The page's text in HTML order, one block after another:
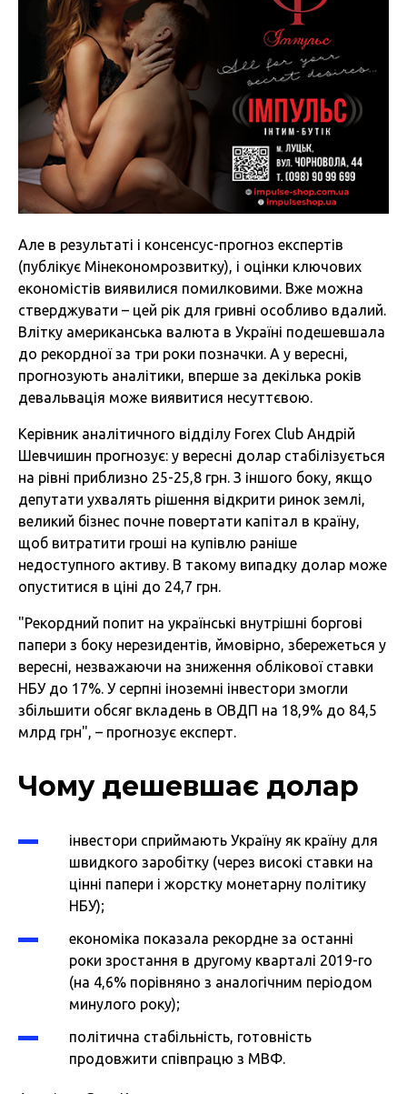
Але в результаті і консенсус-прогноз експертів
(публікує Мінекономрозвитку), і оцінки ключових
економістів виявилися помилковими. Вже можна
стверджувати – цей рік для гривні особливо вдалий.
Влітку американська валюта в Україні подешевшала
до рекордної за три роки позначки. А у вересні,
прогнозують аналітики, вперше за декілька років
девальвація може виявитися несуттєвою.
Керівник аналітичного відділу Forex Club Андрій
Шевчишин прогнозує: у вересні долар стабілізується
на рівні приблизно 25-25,8 грн. З іншого боку, якщо
депутати ухвалять рішення відкрити ринок землі,
великий бізнес почне повертати капітал в країну,
щоб витратити гроші на купівлю раніше
недоступного активу. В такому випадку долар може
опуститися в ціні до 24,7 грн.
"Рекордний попит на українські внутрішні боргові
папери з боку нерезидентів, ймовірно, збережеться у
вересні, незважаючи на зниження облікової ставки
НБУ до 17%. У серпні іноземні інвестори змогли
збільшити обсяг вкладень в ОВДП на 18,9% до 84,5
млрд грн", – прогнозує експерт.
Чому дешевшає долар
інвестори сприймають Україну як країну для
швидкого заробітку (через високі ставки на
цінні папери і жорстку монетарну політику
НБУ);
економіка показала рекордне за останні
роки зростання в другому кварталі 2019-го
(на 4,6% порівняно з аналогічним періодом
минулого року);
політична стабільність, готовність
продовжити співпрацю з МВФ.